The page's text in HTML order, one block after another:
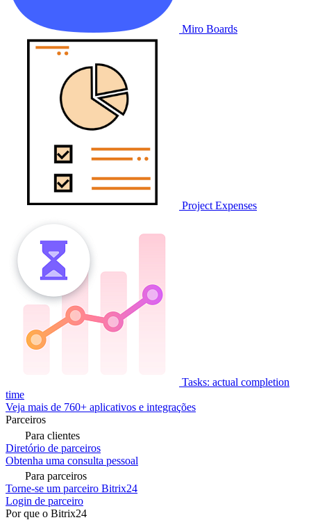
Miro Boards
Project Expenses
Tasks: actual completion
time
Veja mais de 760+ aplicativos e integrações
Parceiros
Para clientes
Diretório de parceiros
Obtenha uma consulta pessoal
Para parceiros
Torne-se um parceiro Bitrix24
Login de parceiro
Por que o Bitrix24